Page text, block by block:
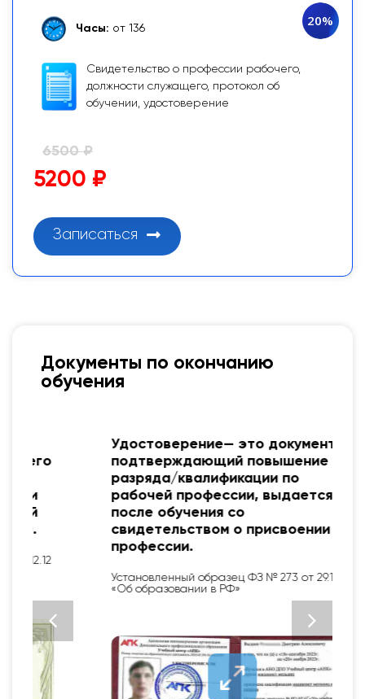
Часы: от 136
Свидетельство о профессии рабочего,
должности служащего, протокол об
обучении, удостоверение
20%
6500 ₽
5200 ₽
Записаться
Документы по окончанию
обучения
Удостоверение— это документ,
подтверждающий повышение
разряда/квалификации по
рабочей профессии, выдается
после обучения со
свидетельством о присвоении
профессии.
Установленный образец ФЗ № 273 от 29.12.12
«Об образовании в РФ»